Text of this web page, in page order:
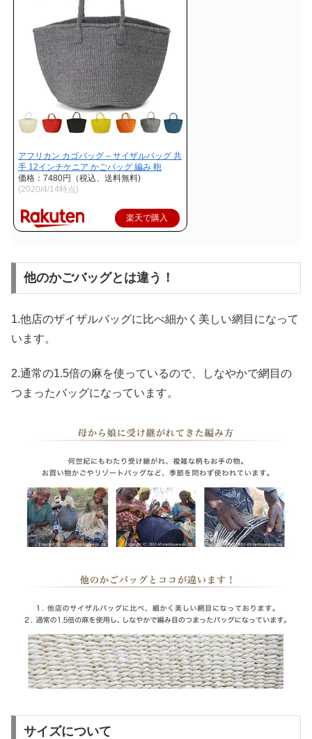
アフリカン カゴバッグ – サイザルバッグ 共
手 12インチケニア かごバッグ 編み 鞄
価格：7480円（税込、送料無料)
(2020/4/14時点)
楽天で購入
他のかごバッグとは違う！
1.他店のザイザルバッグに比べ細かく美しい網目になって
います。
2.通常の1.5倍の麻を使っているので、しなやかで網目の
つまったバッグになっています。
サイズについて